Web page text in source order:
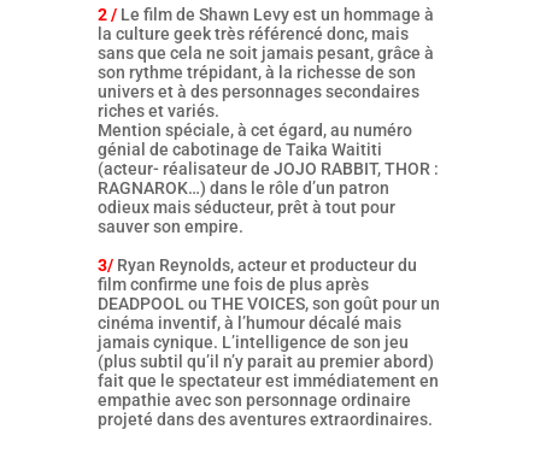
2 /Le film de Shawn Levy est un hommage à
la culture geek très référencé donc, mais
sans que cela ne soit jamais pesant, grâce à
son rythme trépidant, à la richesse de son
univers et à des personnages secondaires
riches et variés.
Mention spéciale, à cet égard, au numéro
génial de cabotinage de Taika Waititi
(acteur- réalisateur de JOJO RABBIT, THOR :
RAGNAROK…) dans le rôle d’un patron
odieux mais séducteur, prêt à tout pour
sauver son empire.
3/ Ryan Reynolds, acteur et producteur du
film confirme une fois de plus après
DEADPOOL ou THE VOICES, son goût pour un
cinéma inventif, à l’humour décalé mais
jamais cynique. L’intelligence de son jeu
(plus subtil qu’il n’y parait au premier abord)
fait que le spectateur est immédiatement en
empathie avec son personnage ordinaire
projeté dans des aventures extraordinaires.